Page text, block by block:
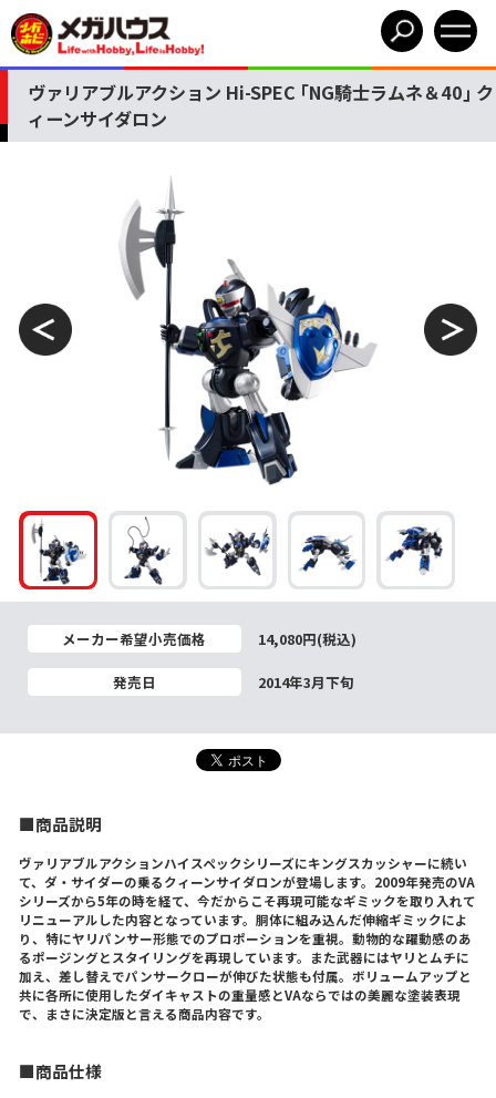
ヴァリアブルアクション Hi-SPEC ｢NG騎士ラムネ＆40｣ ク
ィーンサイダロン
メーカー希望小売価格 14,080円(税込)
発売日 2014年3月下旬
■商品説明
ヴァリアブルアクションハイスペックシリーズにキングスカッシャーに続い
て、ダ・サイダーの乗るクィーンサイダロンが登場します。2009年発売のVA
シリーズから5年の時を経て、今だからこそ再現可能なギミックを取り入れて
リニューアルした内容となっています。胴体に組み込んだ伸縮ギミックによ
り、特にヤリパンサー形態でのプロポーションを重視。動物的な躍動感のあ
るポージングとスタイリングを再現しています。また武器にはヤリとムチに
加え、差し替えでパンサークローが伸びた状態も付属。ボリュームアップと
共に各所に使用したダイキャストの重量感とVAならではの美麗な塗装表現
で、まさに決定版と言える商品内容です。
■商品仕様